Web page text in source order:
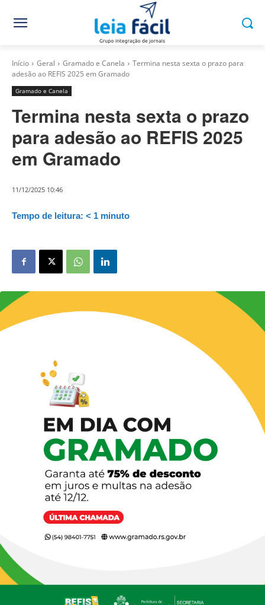
Início Geral Gramado e Canela
Termina nesta sexta o prazo para
adesão ao REFIS 2025 em Gramado
Gramado e Canela
Termina nesta sexta o prazo
para adesão ao REFIS 2025
em Gramado
11/12/2025 10:46
Tempo de leitura: < 1 minuto